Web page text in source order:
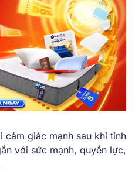
giác mạnh sau khi tỉnh
với sức mạnh, quyền lực,